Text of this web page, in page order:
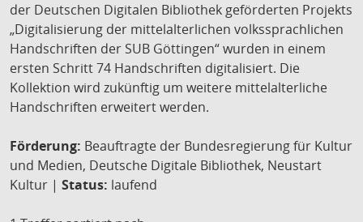
der Deutschen Digitalen Bibliothek geförderten Projekts
„Digitalisierung der mittelalterlichen volkssprachlichen
Handschriften der SUB Göttingen“ wurden in einem
ersten Schritt 74 Handschriften digitalisiert. Die
Kollektion wird zukünftig um weitere mittelalterliche
Handschriften erweitert werden.
Förderung: Beauftragte der Bundesregierung für Kultur
und Medien, Deutsche Digitale Bibliothek, Neustart
Kultur | Status: laufend